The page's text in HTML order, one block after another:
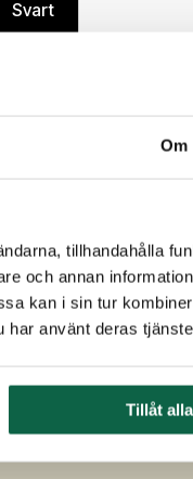
Om
tillhandahålla
och annan
kan i sin tur
har använt deras
Tillåt alla
Svart
PRODUKTEGENSKAPER
Färg
Svart